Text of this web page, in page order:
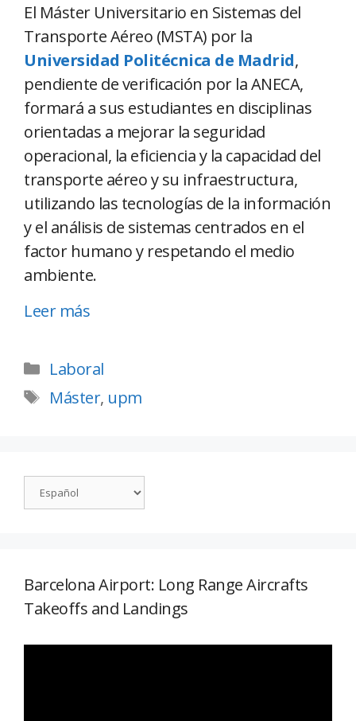
El Máster Universitario en Sistemas del
Transporte Aéreo (MSTA) por la
Universidad Politécnica de Madrid,
pendiente de verificación por la ANECA,
formará a sus estudiantes en disciplinas
orientadas a mejorar la seguridad
operacional, la eficiencia y la capacidad del
transporte aéreo y su infraestructura,
utilizando las tecnologías de la información
y el análisis de sistemas centrados en el
factor humano y respetando el medio
ambiente.
Leer más
Laboral
Máster, upm
Barcelona Airport: Long Range Aircrafts
Takeoffs and Landings